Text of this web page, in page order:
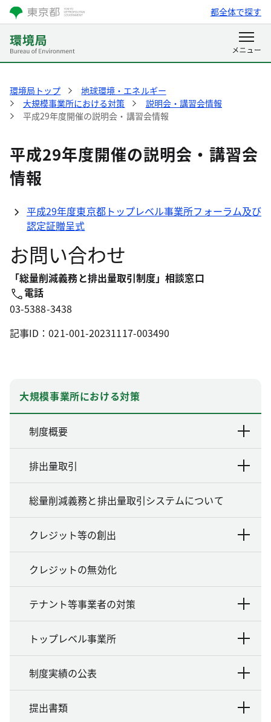
都全体で探す
環境局トップ
地球環境・エネルギー
大規模事業所における対策
説明会・講習会情報
平成29年度開催の説明会・講習会情報
平成29年度開催の説明会・講習会
情報
平成29年度東京都トップレベル事業所フォーラム及び
認定証贈呈式
お問い合わせ
「総量削減義務と排出量取引制度」相談窓口
電話
03-5388-3438
記事ID：021-001-20231117-003490
大規模事業所における対策
制度概要
排出量取引
総量削減義務と排出量取引システムについて
クレジット等の創出
クレジットの無効化
テナント等事業者の対策
トップレベル事業所
制度実績の公表
提出書類